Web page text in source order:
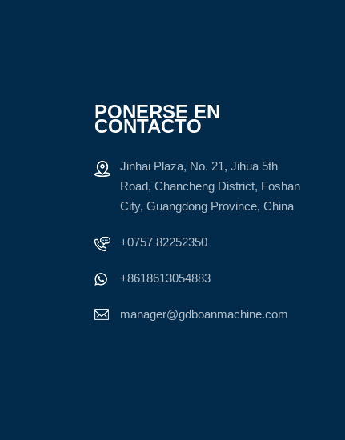
PONERSE EN
CONTACTO
Jinhai Plaza, No. 21, Jihua 5th
Road, Chancheng District, Foshan
City, Guangdong Province, China
+0757 82252350
+8618613054883
manager@gdboanmachine.com